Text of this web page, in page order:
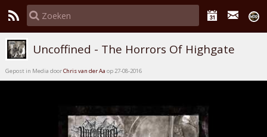
Uncoffined - The Horrors Of Highgate
Gepost in Media doorChris van der Aa op 27-08-2016